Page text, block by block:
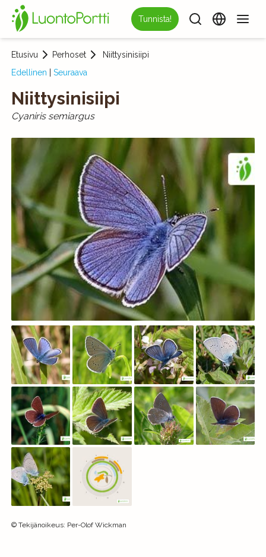
Tunnista!
Etusivu Perhoset
Niittysinisiipi
Edellinen
Seuraava
Niittysinisiipi
Cyaniris semiargus
© Tekijänoikeus: Per-Olof Wickman